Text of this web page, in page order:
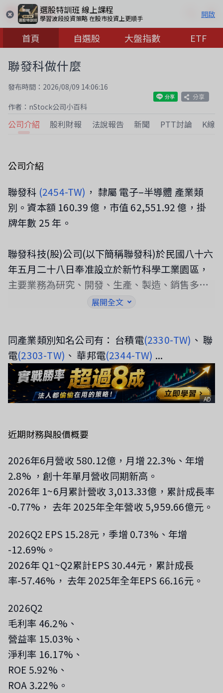
選股特訓班 線上課程
學習波段投資策略 在股市投資上更順手 開啟
首頁 自選股 大盤指數 ETF
聯發科做什麼
發布時間：2026/08/09 14:06:16
分享
作者：nStock公司小百科
公司介紹 股利財報 法說報告 新聞 PTT討論 K線
公司介紹
聯發科 (2454-TW) ， 隸屬 電子–半導體 產業類
別。資本額 160.39 億，市值 62,551.92 億，掛
牌年數 25 年。
聯發科技(股)公司(以下簡稱聯發科)於民國八十六
年五月二十八日奉准設立於新竹科學工業園區，
主要業務為研究、開發、生產、製造、銷售多媒
體積體電路、電腦週邊積體電路、高階消費性電
詢服務，及提供前各項有關產品之進出口貿易、
產品專利權、電路布局權之買賣及其授權業務。
展開全文
同產業類別知名公司有： 台積電(2330-TW) 、 聯
電(2303-TW) 、 華邦電(2344-TW) ...
AD
近期財務與股價概要
2026年6月營收 580.12億，月增 22.3%、年增
2.8% ，創十年單月營收同期新高 。
2026年 1~6月累計營收 3,013.33億，累計成長率
-0.77%， 去年 2025年全年營收 5,959.66億元。
2026Q2 EPS 15.28元，季增 0.73%、年增
-12.69%。
2026年 Q1~Q2累計EPS 30.44元，累計成長
率-57.46%， 去年 2025年全年EPS 66.16元。
2026Q2
毛利率 46.2%、
營益率 15.03%、
淨利率 16.17%、
ROE 5.92%、
ROA 3.22%。